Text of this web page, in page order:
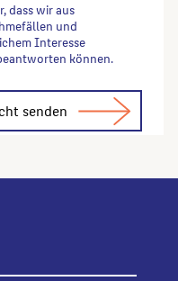
dass wir aus
und
Interesse
können.